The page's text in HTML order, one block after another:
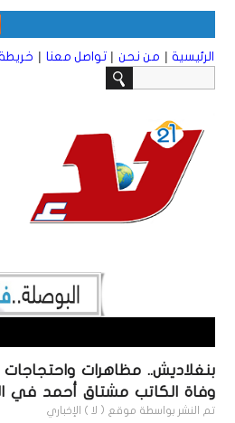
الرئيسية | من نحن | تواصل معنا |
بنغلاديش.. مظاهرات واحتجاجات
وفاة الكاتب مشتاق أحمد في
تم النشر بواسطة موقع ( لا ) الإخباري